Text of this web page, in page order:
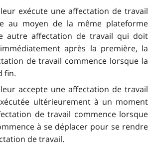
exécute une affectation de travail
au moyen de la même plateforme
autre affectation de travail qui doit
après la première, la
de travail commence lorsque la
fin.
accepte une affectation de travail
ultérieurement à un moment
de travail commence lorsque
à se déplacer pour se rendre
de travail.